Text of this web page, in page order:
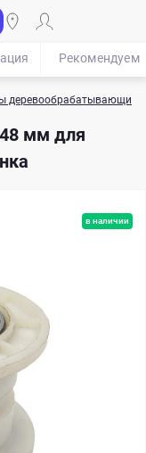
деревообрабатывающих
мм для
Рекомендуем
в наличии